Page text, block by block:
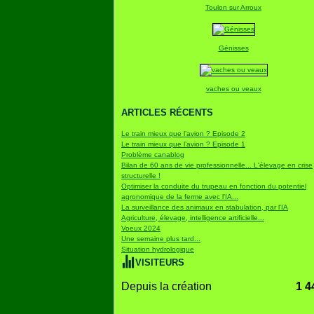
Toulon sur Arroux
Génisses
vaches ou veaux
ARTICLES RÉCENTS
Le train mieux que l’avion ? Episode 2
Le train mieux que l’avion ? Episode 1
Problème canablog
Bilan de 60 ans de vie professionnelle... L'élevage en crise
structurelle !
Optimiser la conduite du trupeau en fonction du potentiel
agronomique de la ferme avec l'IA...
La surveillance des animaux en stabulation, par l'IA
Agriculture, élevage, intelligence artificielle...
Voeux 2024
Une semaine plus tard...
Situation hydrologique
VISITEURS
Depuis la création 1